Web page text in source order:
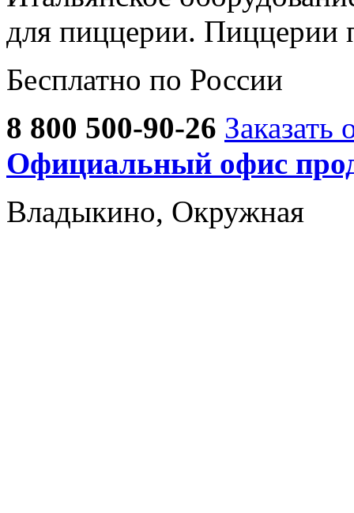
для пиццерии. Пиццерии
Бесплатно по России
8 800 500-90-26 Заказать
Официальный офис
Владыкино, Окружная